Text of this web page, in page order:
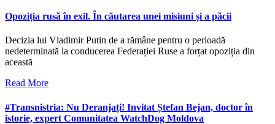
Opoziția rusă în exil. În căutarea unei misiuni și a păcii
Decizia lui Vladimir Putin de a rămâne pentru o perioadă
nedeterminată la conducerea Federației Ruse a forțat opoziția din
această
Read More
#Transnistria: Nu Deranjați! Invitat Ștefan Bejan, doctor în
istorie, expert Comunitatea WatchDog Moldova